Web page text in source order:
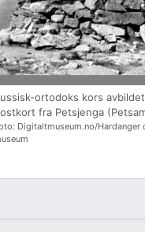
ortodoks kors
fra Petsjenga
Digitaltmuseum.no/Hardanger